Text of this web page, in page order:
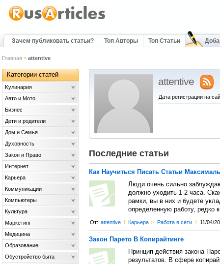
Зачем публиковать статьи? Топ Авторы Топ Статьи
Главная > attentive
attentive
Дата регистрации на
Последние статьи
Как Научиться Писать Статьи
Люди очень сильно
должно уходить 1-2 часа.
рамки, вы в них и будете
определенную работу, редко
От: attentive l Карьера > Работа в сети l 11/04/
Закон Парето В Копирайтинге
Принцип действия закона
результатов. В сфере
Категории статей
Kулинария
Авто и Мото
Бизнес
Дети и родители
Дом и Семья
Духовность
Закон и Право
Интернет
Карьера
Коммуникации
Компьютеры
Культура
Маркетинг
Медицина
Образование
Обустройство быта